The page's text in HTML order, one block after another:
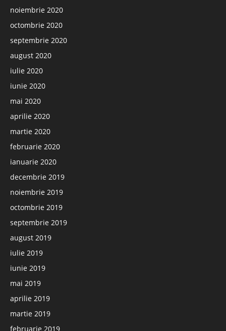
noiembrie 2020
octombrie 2020
septembrie 2020
august 2020
iulie 2020
iunie 2020
mai 2020
aprilie 2020
martie 2020
februarie 2020
ianuarie 2020
decembrie 2019
noiembrie 2019
octombrie 2019
septembrie 2019
august 2019
iulie 2019
iunie 2019
mai 2019
aprilie 2019
martie 2019
februarie 2019